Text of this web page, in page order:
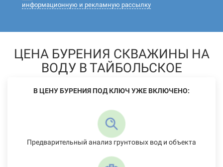
информационную и рекламную рассылку
ЦЕНА БУРЕНИЯ СКВАЖИНЫ НА
ВОДУ В ТАЙБОЛЬСКОЕ
В ЦЕНУ БУРЕНИЯ ПОД КЛЮЧ УЖЕ ВКЛЮЧЕНО:
Предварительный анализ грунтовых вод и объекта